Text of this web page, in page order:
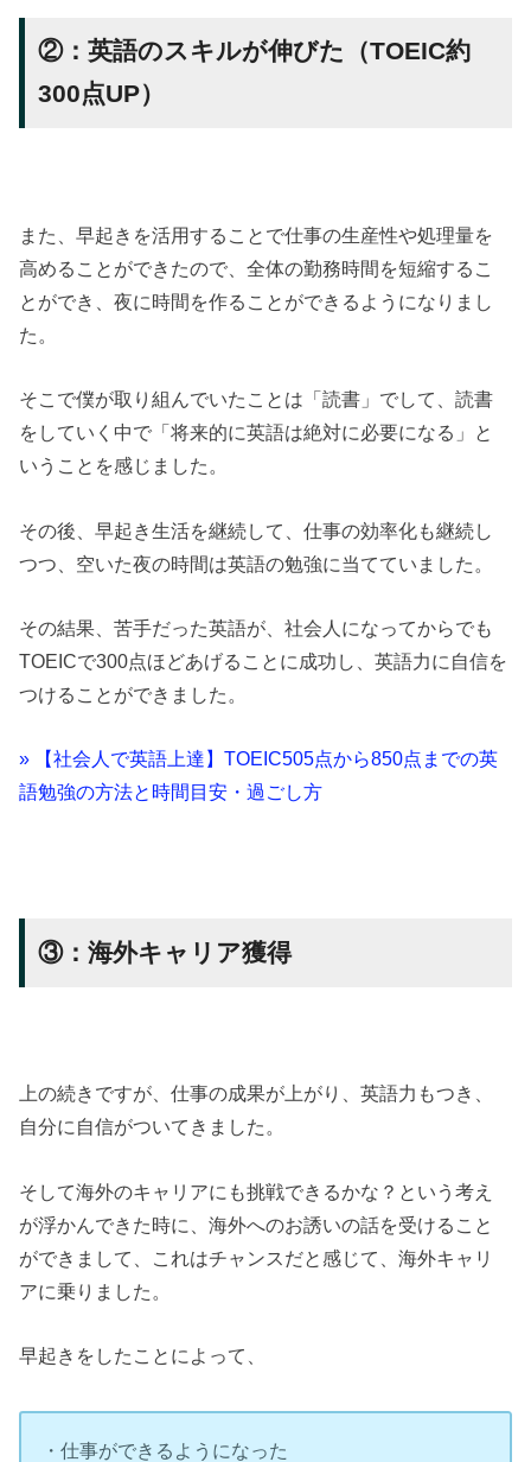
②：英語のスキルが伸びた（TOEIC約
300点UP）
また、早起きを活用することで仕事の生産性や処理量を
高めることができたので、全体の勤務時間を短縮するこ
とができ、夜に時間を作ることができるようになりまし
た。
そこで僕が取り組んでいたことは「読書」でして、読書
をしていく中で「将来的に英語は絶対に必要になる」と
いうことを感じました。
その後、早起き生活を継続して、仕事の効率化も継続し
つつ、空いた夜の時間は英語の勉強に当てていました。
その結果、苦手だった英語が、社会人になってからでも
TOEICで300点ほどあげることに成功し、英語力に自信を
つけることができました。
» 【社会人で英語上達】TOEIC505点から850点までの英
語勉強の方法と時間目安・過ごし方
③：海外キャリア獲得
上の続きですが、仕事の成果が上がり、英語力もつき、
自分に自信がついてきました。
そして海外のキャリアにも挑戦できるかな？という考え
が浮かんできた時に、海外へのお誘いの話を受けること
ができまして、これはチャンスだと感じて、海外キャリ
アに乗りました。
早起きをしたことによって、
・仕事ができるようになった